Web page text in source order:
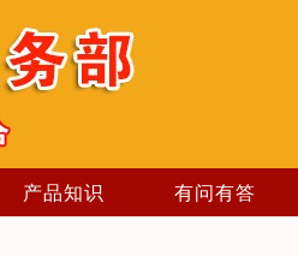
产品知识 有问有答